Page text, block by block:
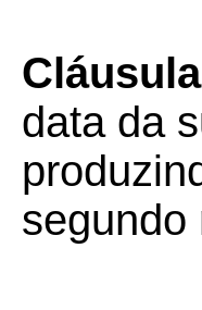
data da
segundo